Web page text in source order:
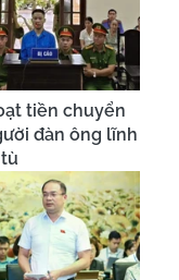
tiền chuyển
đàn ông lĩnh